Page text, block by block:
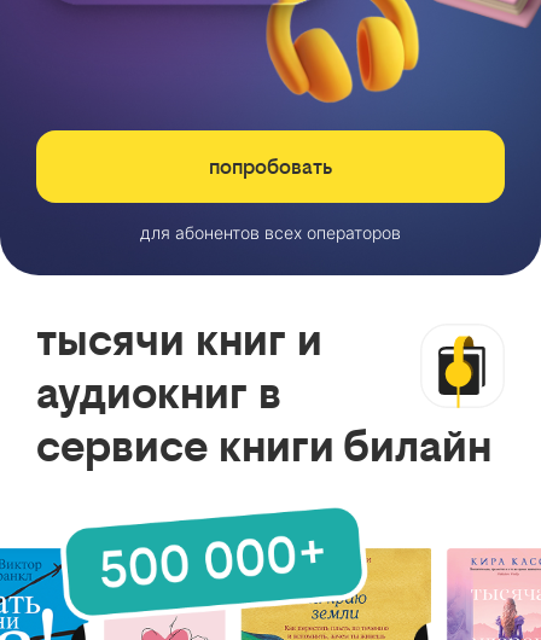
попробовать
для абонентов всех операторов
тысячи книг и
аудиокниг в
сервисе книги билайн